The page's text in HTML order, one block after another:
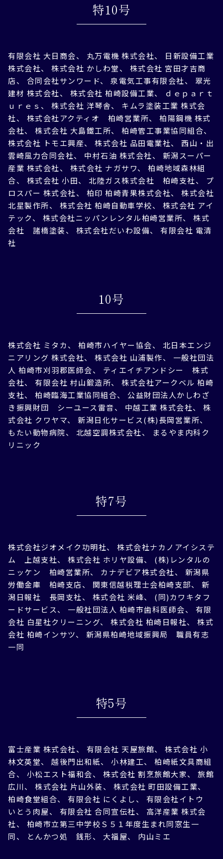
特10号
有限会社 大日商会、 丸万電機 株式会社、 日新設備工業
株式会社、 株式会社 かしわ堂、 株式会社 宮田才吉商
店、 合同会社サンワード、 泉電気工事有限会社、 翠光
建材 株式会社、 株式会社 柏崎設備工業、 ｄｅｐａｒｔ
ｕｒｅｓ、 株式会社 洋琴舎、 キムラ塗装工業 株式会
社、 株式会社アクティオ 柏崎営業所、 柏陽鋼機 株式
会社、 株式会社 大島鐵工所、 柏崎管工事業協同組合、
株式会社 トモエ興産、 株式会社 品田電業社、 西山・出
雲崎風力合同会社、 中村石油 株式会社、 新潟スーパー
産業 株式会社、 株式会社 ナガサワ、 柏崎地域森林組
合、 株式会社 小田、 北陸ガス株式会社 柏崎支社、 プ
ロスパー 株式会社、 柏印 柏崎青果株式会社、 株式会社
北星製作所、 株式会社 柏崎自動車学校、 株式会社 アイ
テック、 株式会社ニッパンレンタル柏崎営業所、 株式
会社 諸橋塗装、 株式会社だいわ設備、 有限会社 電清
社
10号
株式会社 ミタカ、 柏崎市ハイヤー協会、 北日本エンジ
ニアリング 株式会社、 株式会社 山浦製作、 一般社団法
人 柏崎市刈羽郡医師会、 ティエイチアンドシー 株式
会社、 有限会社 村山鍛造所、 株式会社アークベル 柏崎
支社、 柏崎臨海工業協同組合、 公益財団法人かしわざ
き振興財団 シーユース雷音、 中越工業 株式会社、 株
式会社 クワヤマ、 新潟日化サービス(株)長岡営業所、
もたい動物病院、 北越空調株式会社、 まるやま内科ク
リニック
特7号
株式会社ジオメイク功明社、 株式会社ナカノアイシステ
ム 上越支社、 株式会社 ホリヤ設備、 (株)レンタルの
ニッケン 柏崎営業所、 カナデビア株式会社、 新潟県
労働金庫 柏崎支店、 関東信越税理士会柏崎支部、 新
潟日報社 長岡支社、 株式会社 米峰、 (同)カワキタフ
ードサービス、 一般社団法人 柏崎市歯科医師会、 有限
会社 白星社クリーニング、 株式会社 柏崎日報社、 株式
会社 柏崎インサツ、 新潟県柏崎地域振興局 職員有志
一同
特5号
富士産業 株式会社、 有限会社 天屋旅館、 株式会社 小
林文英堂、 越後門出和紙、 小林建工、 柏崎紙文具商組
合、 小松エスト福和会、 株式会社 割烹旅館大家、 旅館
広川、 株式会社 片山外装、 株式会社 町田設備工業、
柏崎食堂組合、 有限会社 にくよし、 有限会社イトウ
いとう肉屋、 有限会社 合同宣伝社、 高洋産業 株式会
社、 柏崎市立第三中学校Ｓ５１年度生まれ同窓生一
同、 とんかつ処 銭形、 大福屋、 内山ミエ